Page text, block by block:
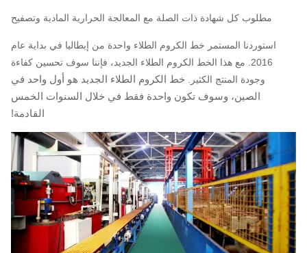
مطلوب كل شهادة ذات الصلة مع المعالجة الحرارية المادية وتصفيح
استوردنا المستمر خط الكروم الطلاء واحدة من إيطاليا في بداية عام
2016. مع هذا الخط الكروم الطلاء الجديد، فإننا سوف تحسين كفاءة
وجودة المنتج الكثير.
خط الكروم الطلاء الجديد هو أول واحد في
الصين، وسوف تكون واحدة فقط في خلال السنوات الخمس
القادمة!